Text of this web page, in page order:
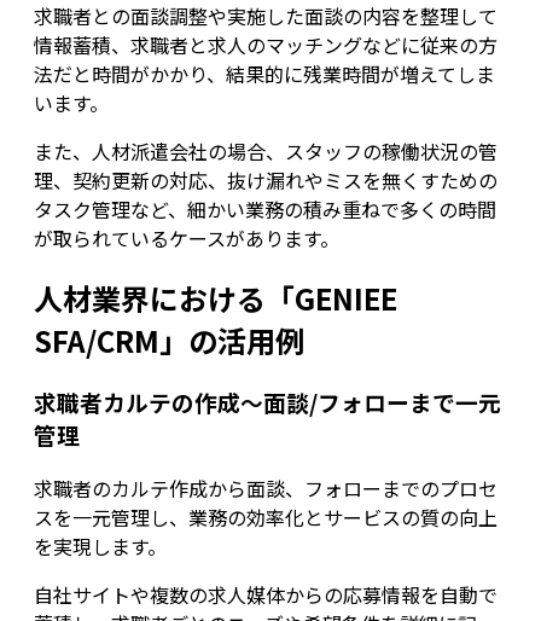
求職者との面談調整や実施した面談の内容を整理して
情報蓄積、求職者と求人のマッチングなどに従来の方
法だと時間がかかり、結果的に残業時間が増えてしま
います。
また、人材派遣会社の場合、スタッフの稼働状況の管
理、契約更新の対応、抜け漏れやミスを無くすための
タスク管理など、細かい業務の積み重ねで多くの時間
が取られているケースがあります。
人材業界における「GENIEE
SFA/CRM」の活用例
求職者カルテの作成～面談/フォローまで一元
管理
求職者のカルテ作成から面談、フォローまでのプロセ
スを一元管理し、業務の効率化とサービスの質の向上
を実現します。
自社サイトや複数の求人媒体からの応募情報を自動で